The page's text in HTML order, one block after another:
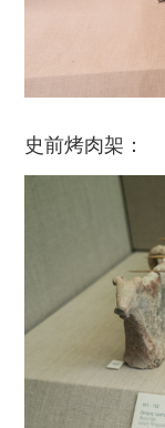
史前烤肉架：